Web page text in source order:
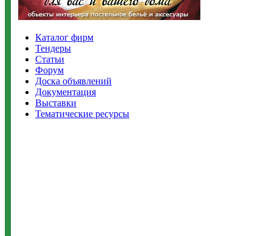
Каталог фирм
Тендеры
Статьи
Форум
Доска объявлений
Документация
Выставки
Тематические ресурсы